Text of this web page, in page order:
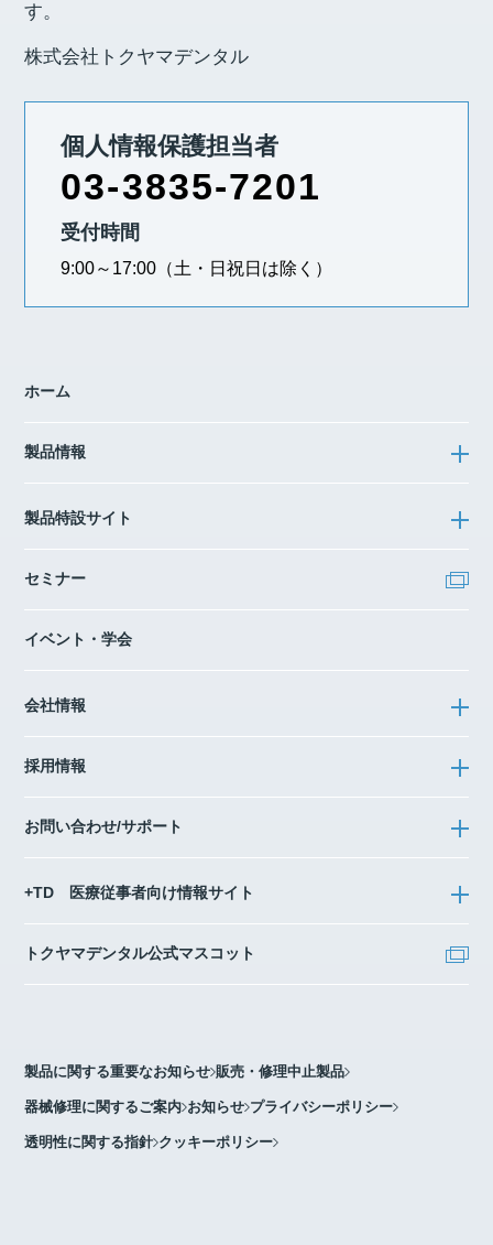
す。
株式会社トクヤマデンタル
個人情報保護担当者
03-3835-7201
受付時間
9:00～17:00 （土・日祝日は除く）
ホーム
製品情報
製品特設サイト
セミナー
イベント・学会
会社情報
採用情報
お問い合わせ/サポート
+TD 医療従事者向け情報サイト
トクヤマデンタル公式マスコット
製品に関する重要なお知らせ 販売・修理中止製品
器械修理に関するご案内 お知らせ プライバシーポリシー
透明性に関する指針 クッキーポリシー